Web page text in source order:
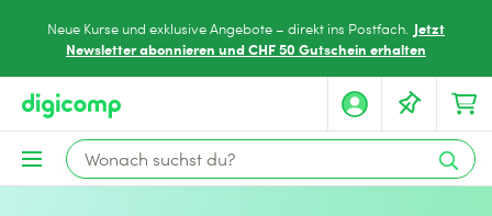
Neue Kurse und exklusive Angebote – direkt ins Postfach. Jetzt
Newsletter abonnieren und CHF 50 Gutschein erhalten